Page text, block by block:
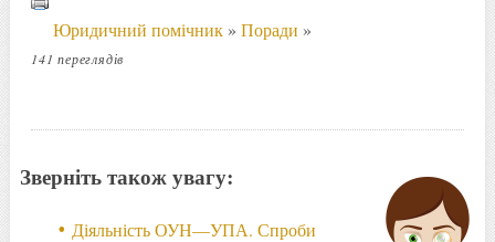
Юридичний помічник» Поради »
141 переглядів
Зверніть також увагу:
Діяльність ОУН—УПА. Спроби